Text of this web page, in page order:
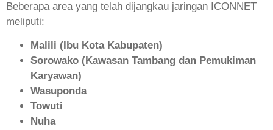
Beberapa area yang telah dijangkau jaringan ICONNET
meliputi:
Malili (Ibu Kota Kabupaten)
Sorowako (Kawasan Tambang dan Pemukiman
Karyawan)
Wasuponda
Towuti
Nuha